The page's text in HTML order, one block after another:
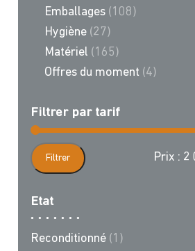
Emballages (108)
Hygiène (27)
Matériel (165)
Offres du moment (4)
Filtrer par tarif
Filtrer Prix : 2
Etat
Reconditionné (1)